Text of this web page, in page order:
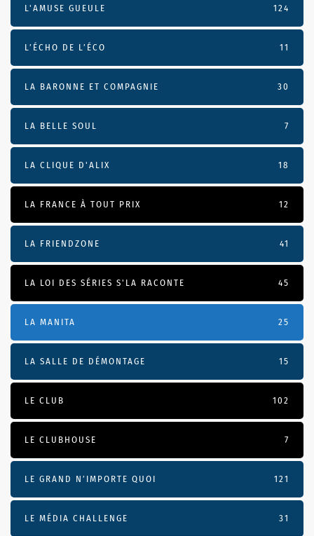
L'AMUSE GUEULE 124
L’ÉCHO DE L’ÉCO 11
LA BARONNE ET COMPAGNIE 30
LA BELLE SOUL 7
LA CLIQUE D'ALIX 18
LA FRANCE À TOUT PRIX 12
LA FRIENDZONE 41
LA LOI DES SÉRIES S'LA RACONTE 45
LA MANITA 25
LA SALLE DE DÉMONTAGE 15
LE CLUB 102
LE CLUBHOUSE 7
LE GRAND N’IMPORTE QUOI 121
LE MÉDIA CHALLENGE 31